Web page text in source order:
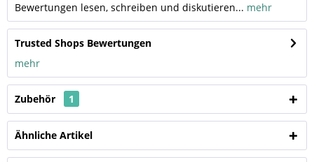
Bewertungen lesen, schreiben und diskutieren... mehr
Trusted Shops Bewertungen
mehr
Zubehör 1
Ähnliche Artikel